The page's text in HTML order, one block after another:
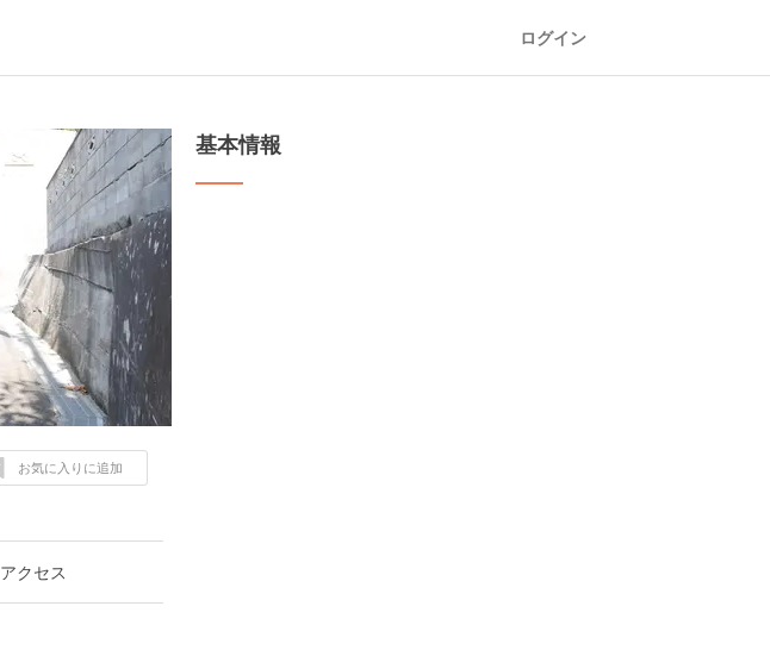
ログイン
お気に入りに追加
アクセス
基本情報